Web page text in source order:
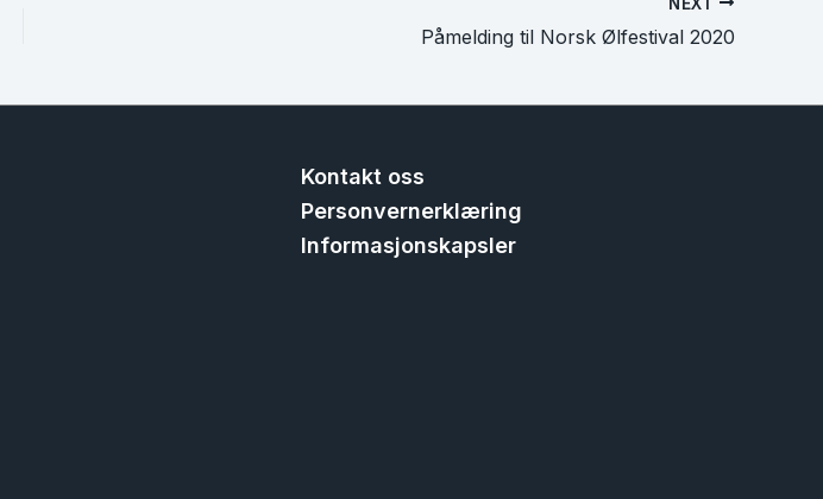
Påmelding til Norsk Ølfestival 2020
Kontakt oss
Personvernerklæring
Informasjonskapsler